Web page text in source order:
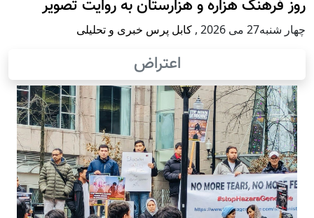
روز فرهنگ هزاره و هزارستان به روایت تصویر
چهار شنبه27 می 2026 , کابل پرس خبری و تحلیلی
اعتراض